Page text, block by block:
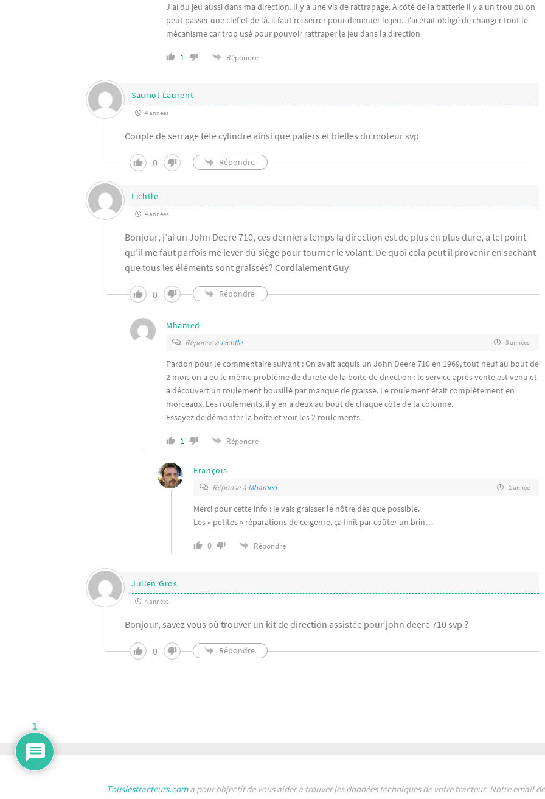
J’ai du jeu aussi dans ma direction. Il y a une vis de rattrapage. A côté de la batterie il y a un trou où on
peut passer une clef et de là, il faut resserrer pour diminuer le jeu. J’ai était obligé de changer tout le
mécanisme car trop usé pour pouvoir rattraper le jeu dans la direction
1 Répondre
Sauriol Laurent
4 années
Couple de serrage tête cylindre ainsi que paliers et bielles du moteur svp
0 Répondre
Lichtle
4 années
Bonjour, j’ai un John Deere 710, ces derniers temps la direction est de plus en plus dure, à tel point
qu’il me faut parfois me lever du siège pour tourner le volant. De quoi cela peut il provenir en sachant
que tous les éléments sont graissés? Cordialement Guy
0 Répondre
Mhamed
Réponse à Lichtle 3 années
Pardon pour le commentaire suivant : On avait acquis un John Deere 710 en 1969, tout neuf au bout de
2 mois on a eu le même problème de dureté de la boite de direction : le service après vente est venu et
a découvert un roulement bousillé par manque de graisse. Le roulement était complètement en
morceaux. Les roulements, il y en a deux au bout de chaque côté de la colonne.
Essayez de démonter la boîte et voir les 2 roulements.
1 Répondre
François
Réponse à Mhamed 1 année
Merci pour cette info : je vais graisser le nôtre dès que possible.
Les « petites » réparations de ce genre, ça finit par coûter un brin…
0 Répondre
Julien Gros
4 années
Bonjour, savez vous où trouver un kit de direction assistée pour john deere 710 svp ?
0 Répondre
Touslestracteurs.coma pour objectif de vous aider à trouver les données techniques de votre tracteur. Notre email
1